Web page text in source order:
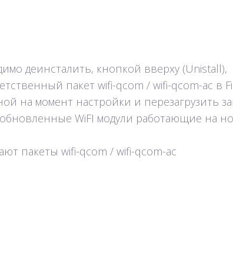
деинсталить, кнопкой вверху (Unistall),
пакет wifi-qcom / wifi-qcom-ac в
на момент настройки и перезагрузить
WiFI модули работающие на
пакеты wifi-qcom / wifi-qcom-ac